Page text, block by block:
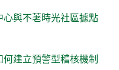
與不荖時光社區據點
建立預警型稽核機制